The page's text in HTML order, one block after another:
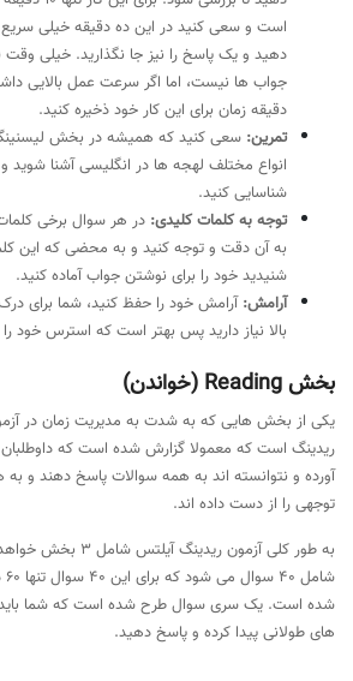
است و سعی کنید در این ده دقیقه خیلی سریع
دهید و یک پاسخ را نیز جا نگذارید. خیلی
جواب ها نیست، اما اگر سرعت عمل بالایی
دقیقه زمان برای این کار خود ذخیره کنید.
تمرین: سعی کنید که همیشه در بخش لیسنینگ
انواع مختلف لهجه ها در انگلیسی آشنا شوید و
شناسایی کنید.
توجه به کلمات کلیدی: در هر سوال برخی
به آن دقت و توجه کنید و به محضی که این
شنیدید خود را برای نوشتن جواب آماده کنید.
آرامش:آرامش خود را حفظ کنید، شما برای
بالا نیاز دارید پس بهتر است که استرس خود را
بخش Reading (خواندن)
یکی از بخش هایی که به شدت به مدیریت زمان در
ریدینگ است که معمولا گزارش شده است که
آورده و نتوانسته اند به همه سوالات پاسخ دهند و
توجهی را از دست داده اند.
به طور کلی آزمون
شده است. یک سری سوال طرح شده است که شما باید
های طولانی پیدا کرده و پاسخ دهید.